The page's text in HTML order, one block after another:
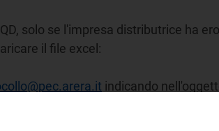
solo se l'impresa distributrice ha
il file excel:
indicando